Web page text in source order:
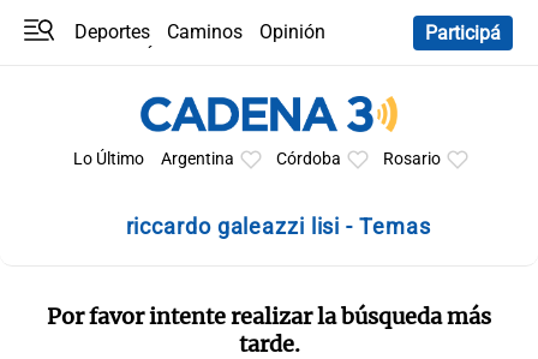
Deportes Caminos
Opinión
Participá
Lo Último Argentina Córdoba Rosario
riccardo galeazzi lisi - Temas
Por favor intente realizar la búsqueda más
tarde.